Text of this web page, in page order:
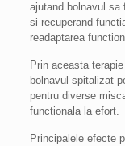
ajutand bolnavul sa
si recuperand
readaptarea
Prin aceasta
bolnavul spitalizat
pentru diverse
functionala la efort.
Principalele efecte